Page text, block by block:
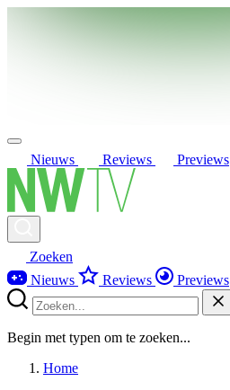
Nieuws Reviews Previews
Zoeken
Nieuws
Reviews Previews
Begin met typen om te zoeken...
Home